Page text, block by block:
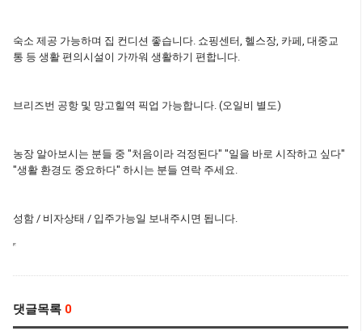
숙소 제공 가능하며 집 컨디션 좋습니다. 쇼핑센터, 헬스장, 카페, 대중교
통 등 생활 편의시설이 가까워 생활하기 편합니다.
브리즈번 공항 및 망고힐역 픽업 가능합니다. (오일비 별도)
농장 알아보시는 분들 중 "처음이라 걱정된다" "일을 바로 시작하고 싶다"
"생활 환경도 중요하다" 하시는 분들 연락 주세요.
성함 / 비자상태 / 입주가능일 보내주시면 됩니다.
댓글목록 0